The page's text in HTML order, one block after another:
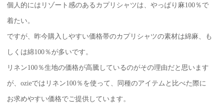
個人的にはリゾート感のあるカプリシャツは、やっぱり麻100％で
着たい。
ですが、昨今購入しやすい価格帯のカプリシャツの素材は綿麻、も
しくは綿100％が多いです。
リネン100％生地の価格が高騰しているのがその理由だと思います
が、ozieではリネン100％を使って、同種のアイテムと比べた際に
お求めやすい価格でご提供しています。